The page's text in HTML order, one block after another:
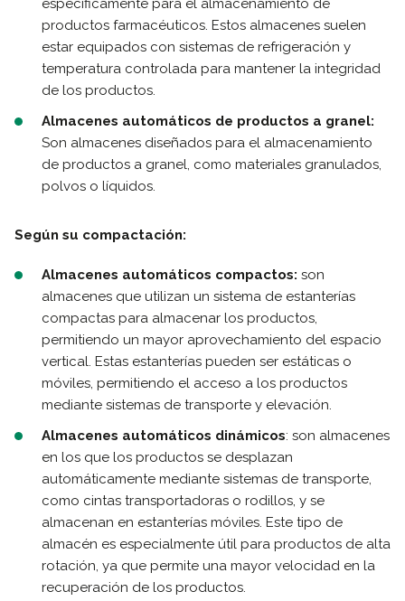
productos farmacéuticos. Estos almacenes suelen
estar equipados con sistemas de refrigeración y
temperatura controlada para mantener la integridad
de los productos.
Almacenes automáticos de productos a granel:
Son almacenes diseñados para el almacenamiento
de productos a granel, como materiales granulados,
polvos o líquidos.
Según su compactación:
Almacenes automáticos compactos: son
almacenes que utilizan un sistema de estanterías
compactas para almacenar los productos,
permitiendo un mayor aprovechamiento del espacio
vertical. Estas estanterías pueden ser estáticas o
móviles, permitiendo el acceso a los productos
mediante sistemas de transporte y elevación.
Almacenes automáticos dinámicos: son almacenes
en los que los productos se desplazan
automáticamente mediante sistemas de transporte,
como cintas transportadoras o rodillos, y se
almacenan en estanterías móviles. Este tipo de
almacén es especialmente útil para productos de alta
rotación, ya que permite una mayor velocidad en la
recuperación de los productos.